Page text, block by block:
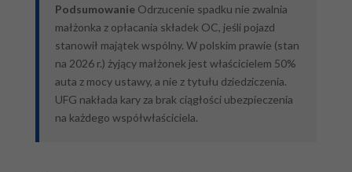
Podsumowanie Odrzucenie spadku nie zwalnia
małżonka z opłacania składek OC, jeśli pojazd
stanowił majątek wspólny. W polskim prawie (stan
na 2026 r.) żyjący małżonek jest właścicielem 50%
auta z mocy ustawy, a nie z tytułu dziedziczenia.
UFG nakłada kary za brak ciągłości ubezpieczenia
na każdego współwłaściciela.